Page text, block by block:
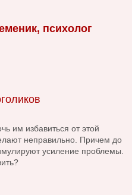
психолог
им избавиться от этой
неправильно. Причем до
усиление проблемы.